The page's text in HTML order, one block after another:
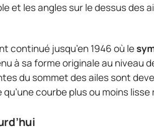
et les angles sur le dessus des
continué jusqu’en 1946 où le
à sa forme originale au niveau
du sommet des ailes sont
courbe plus ou moins lisse